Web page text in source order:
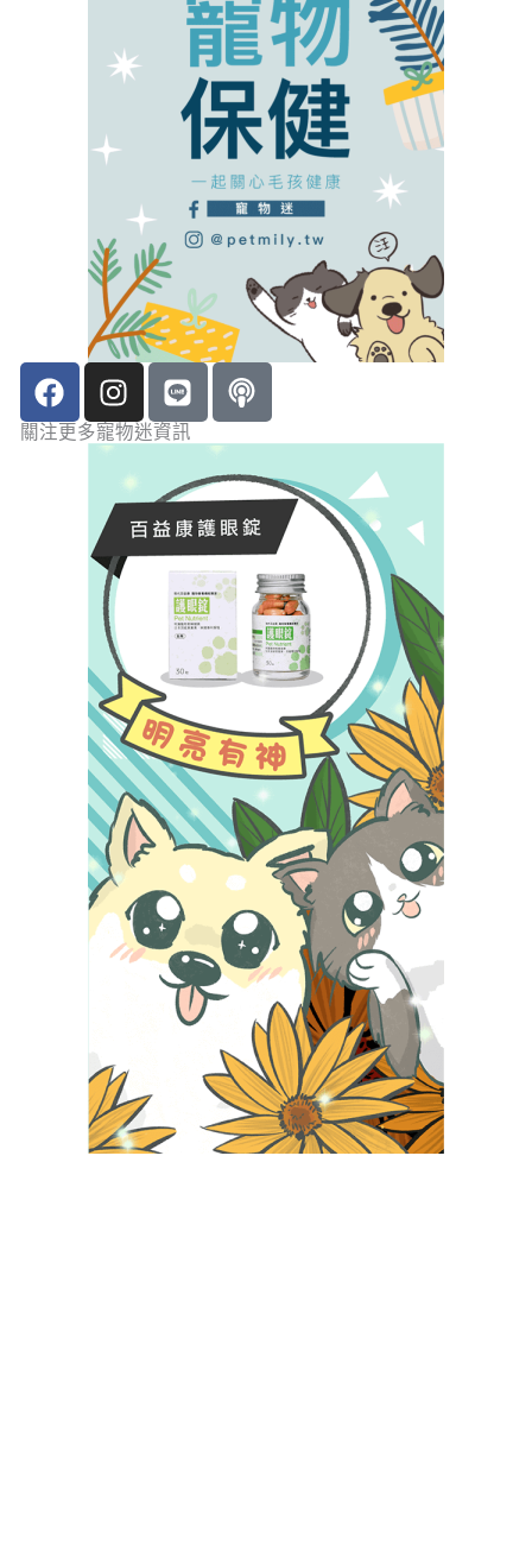
F
a
c
I
n
s
a
r
a
m
L
i
n
P
o
d
a
s
t
關注更多寵物迷資訊